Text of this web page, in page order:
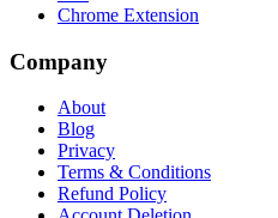
Chrome Extension
Company
About
Blog
Privacy
Terms & Conditions
Refund Policy